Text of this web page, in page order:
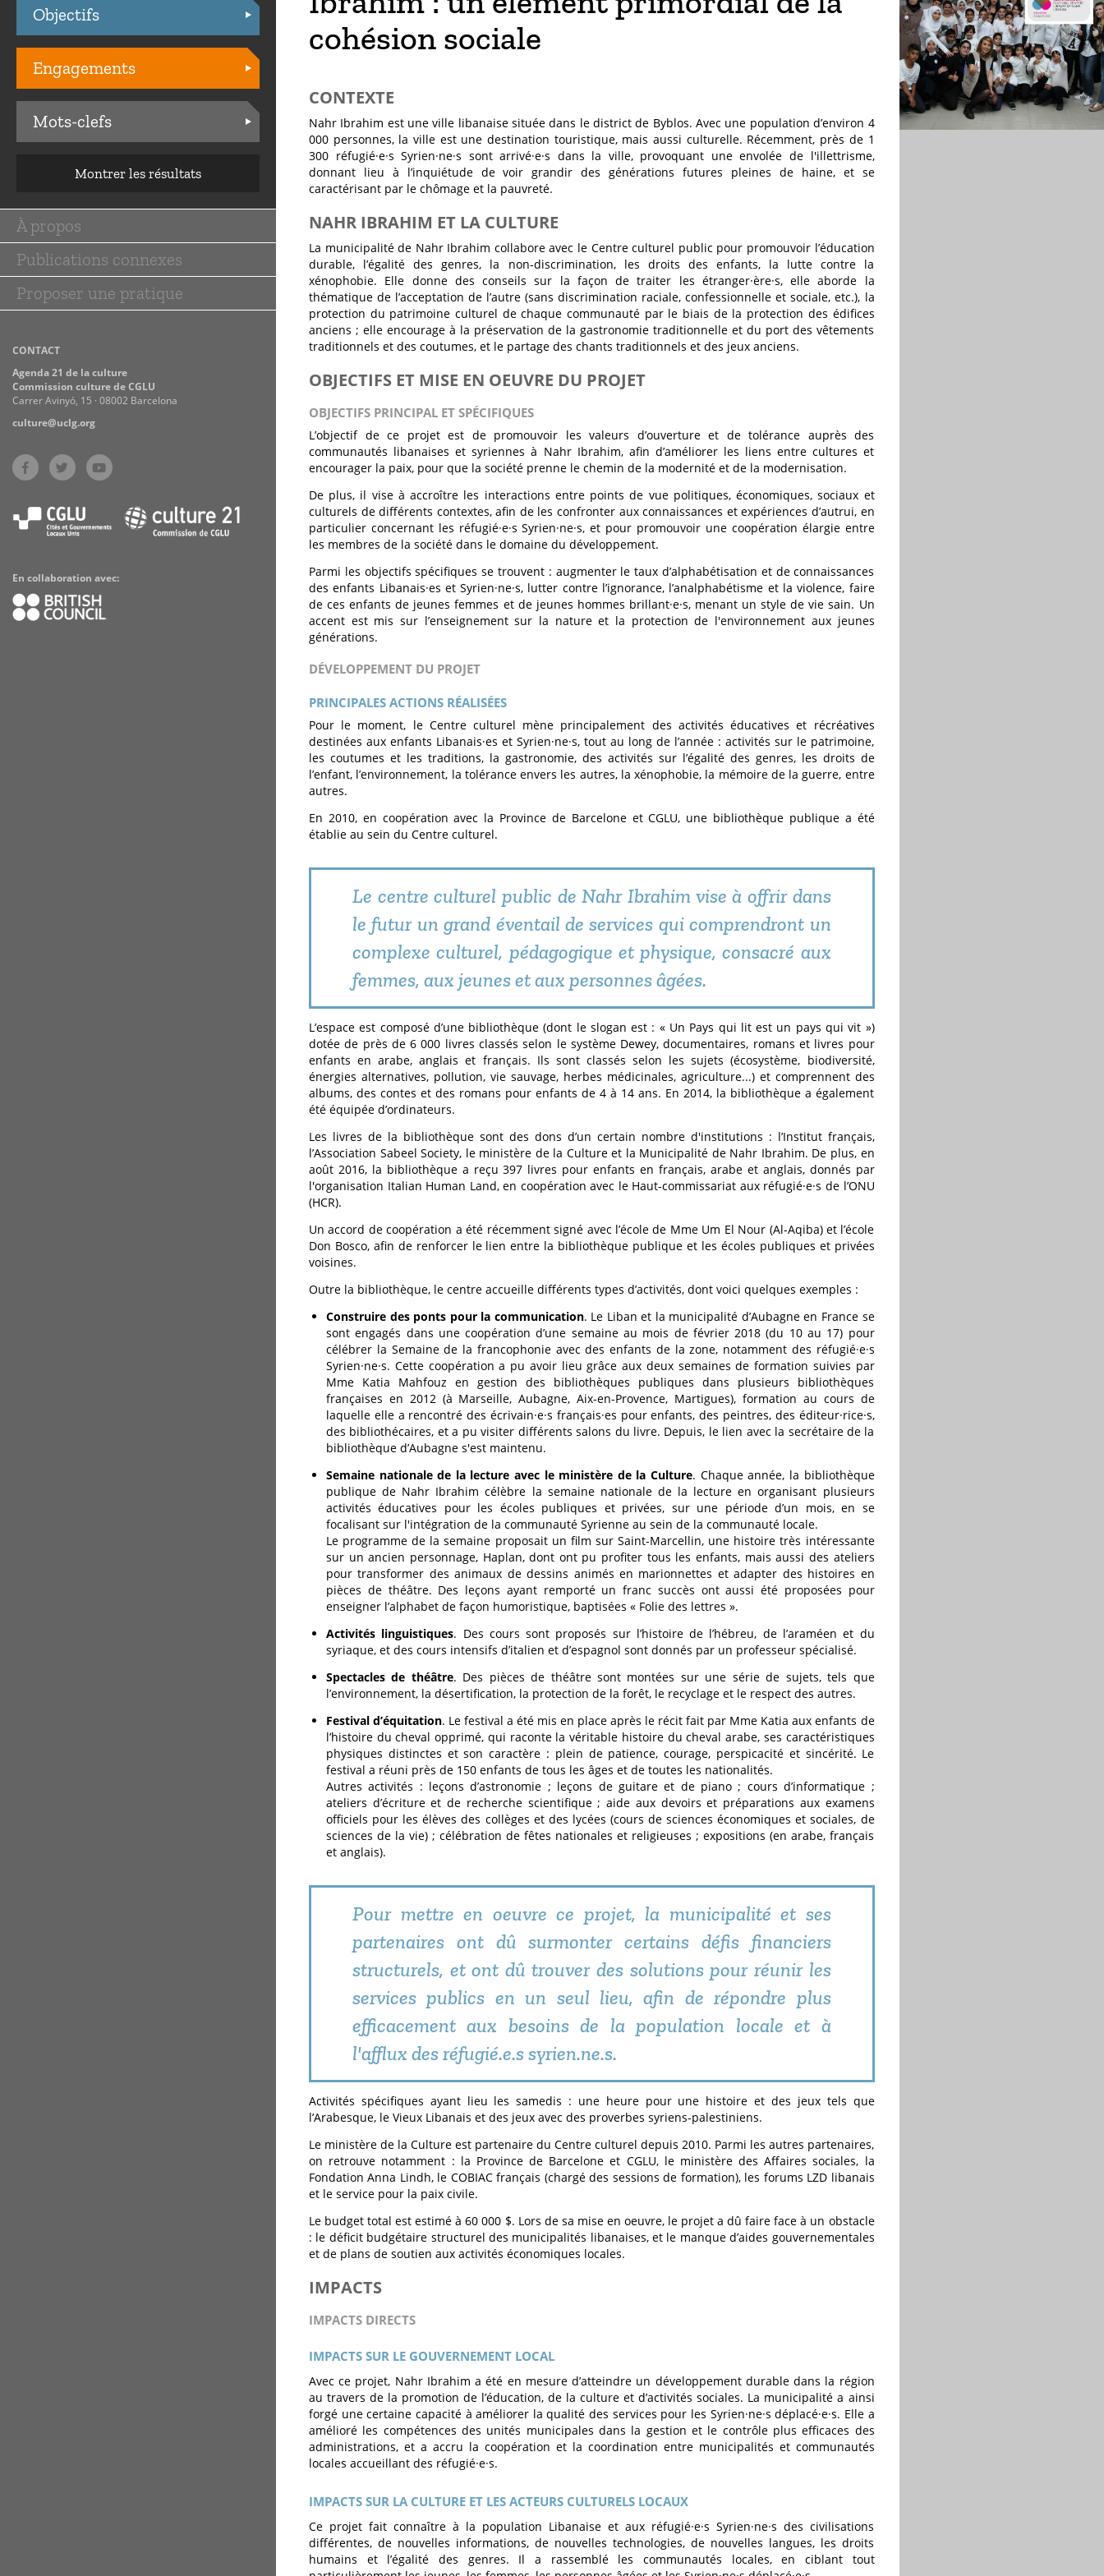
Practices
Objectifs
Engagements
Mots-clefs
Montrer les résultats
Main
navigation
À propos
Publications connexes
Proposer une pratique
CONTACT
Agenda 21 de la culture
Commission culture de CGLU
Carrer Avinyó, 15 · 08002 Barcelona
culture@uclg.org
En collaboration avec:
cohésion sociale
CONTEXTE
Nahr Ibrahim est une ville libanaise située dans le district de Byblos. Avec une population d’environ 4
000 personnes, la ville est une destination touristique, mais aussi culturelle. Récemment, près de 1
300 réfugié·e·s Syrien·ne·s sont arrivé·e·s dans la ville, provoquant une envolée de l'illettrisme,
donnant lieu à l’inquiétude de voir grandir des générations futures pleines de haine, et se
caractérisant par le chômage et la pauvreté.
NAHR IBRAHIM ET LA CULTURE
La municipalité de Nahr Ibrahim collabore avec le Centre culturel public pour promouvoir l’éducation
durable, l’égalité des genres, la non-discrimination, les droits des enfants, la lutte contre la
xénophobie. Elle donne des conseils sur la façon de traiter les étranger·ère·s, elle aborde la
thématique de l’acceptation de l’autre (sans discrimination raciale, confessionnelle et sociale, etc.), la
protection du patrimoine culturel de chaque communauté par le biais de la protection des édifices
anciens ; elle encourage à la préservation de la gastronomie traditionnelle et du port des vêtements
traditionnels et des coutumes, et le partage des chants traditionnels et des jeux anciens.
OBJECTIFS ET MISE EN OEUVRE DU PROJET
OBJECTIFS PRINCIPAL ET SPÉCIFIQUES
L’objectif de ce projet est de promouvoir les valeurs d’ouverture et de tolérance auprès des
communautés libanaises et syriennes à Nahr Ibrahim, afin d’améliorer les liens entre cultures et
encourager la paix, pour que la société prenne le chemin de la modernité et de la modernisation.
De plus, il vise à accroître les interactions entre points de vue politiques, économiques, sociaux et
culturels de différents contextes, afin de les confronter aux connaissances et expériences d’autrui, en
particulier concernant les réfugié·e·s Syrien·ne·s, et pour promouvoir une coopération élargie entre
les membres de la société dans le domaine du développement.
Parmi les objectifs spécifiques se trouvent : augmenter le taux d’alphabétisation et de connaissances
des enfants Libanais·es et Syrien·ne·s, lutter contre l’ignorance, l’analphabétisme et la violence, faire
de ces enfants de jeunes femmes et de jeunes hommes brillant·e·s, menant un style de vie sain. Un
accent est mis sur l’enseignement sur la nature et la protection de l'environnement aux jeunes
générations.
DÉVELOPPEMENT DU PROJET
PRINCIPALES ACTIONS RÉALISÉES
Pour le moment, le Centre culturel mène principalement des activités éducatives et récréatives
destinées aux enfants Libanais·es et Syrien·ne·s, tout au long de l’année : activités sur le patrimoine,
les coutumes et les traditions, la gastronomie, des activités sur l’égalité des genres, les droits de
l’enfant, l’environnement, la tolérance envers les autres, la xénophobie, la mémoire de la guerre, entre
autres.
En 2010, en coopération avec la Province de Barcelone et CGLU, une bibliothèque publique a été
établie au sein du Centre culturel.
Le centre culturel public de Nahr Ibrahim vise à offrir dans
le futur un grand éventail de services qui comprendront un
complexe culturel, pédagogique et physique, consacré aux
femmes, aux jeunes et aux personnes âgées.
L’espace est composé d’une bibliothèque (dont le slogan est : « Un Pays qui lit est un pays qui vit »)
dotée de près de 6 000 livres classés selon le système Dewey, documentaires, romans et livres pour
enfants en arabe, anglais et français. Ils sont classés selon les sujets (écosystème, biodiversité,
énergies alternatives, pollution, vie sauvage, herbes médicinales, agriculture...) et comprennent des
albums, des contes et des romans pour enfants de 4 à 14 ans. En 2014, la bibliothèque a également
été équipée d’ordinateurs.
Les livres de la bibliothèque sont des dons d’un certain nombre d'institutions : l’Institut français,
l’Association Sabeel Society, le ministère de la Culture et la Municipalité de Nahr Ibrahim. De plus, en
août 2016, la bibliothèque a reçu 397 livres pour enfants en français, arabe et anglais, donnés par
l'organisation Italian Human Land, en coopération avec le Haut-commissariat aux réfugié·e·s de l’ONU
(HCR).
Un accord de coopération a été récemment signé avec l’école de Mme Um El Nour (Al-Aqiba) et l’école
Don Bosco, afin de renforcer le lien entre la bibliothèque publique et les écoles publiques et privées
voisines.
Outre la bibliothèque, le centre accueille différents types d’activités, dont voici quelques exemples :
Construire des ponts pour la communication. Le Liban et la municipalité d’Aubagne en France se
sont engagés dans une coopération d’une semaine au mois de février 2018 (du 10 au 17) pour
célébrer la Semaine de la francophonie avec des enfants de la zone, notamment des réfugié·e·s
Syrien·ne·s. Cette coopération a pu avoir lieu grâce aux deux semaines de formation suivies par
Mme Katia Mahfouz en gestion des bibliothèques publiques dans plusieurs bibliothèques
françaises en 2012 (à Marseille, Aubagne, Aix-en-Provence, Martigues), formation au cours de
laquelle elle a rencontré des écrivain·e·s français·es pour enfants, des peintres, des éditeur·rice·s,
des bibliothécaires, et a pu visiter différents salons du livre. Depuis, le lien avec la secrétaire de la
bibliothèque d’Aubagne s'est maintenu.
Semaine nationale de la lecture avec le ministère de la Culture. Chaque année, la bibliothèque
publique de Nahr Ibrahim célèbre la semaine nationale de la lecture en organisant plusieurs
activités éducatives pour les écoles publiques et privées, sur une période d’un mois, en se
focalisant sur l'intégration de la communauté Syrienne au sein de la communauté locale.
Le programme de la semaine proposait un film sur Saint-Marcellin, une histoire très intéressante
sur un ancien personnage, Haplan, dont ont pu profiter tous les enfants, mais aussi des ateliers
pour transformer des animaux de dessins animés en marionnettes et adapter des histoires en
pièces de théâtre. Des leçons ayant remporté un franc succès ont aussi été proposées pour
enseigner l’alphabet de façon humoristique, baptisées « Folie des lettres ».
Activités linguistiques. Des cours sont proposés sur l’histoire de l’hébreu, de l’araméen et du
syriaque, et des cours intensifs d’italien et d’espagnol sont donnés par un professeur spécialisé.
Spectacles de théâtre. Des pièces de théâtre sont montées sur une série de sujets, tels que
l’environnement, la désertification, la protection de la forêt, le recyclage et le respect des autres.
Festival d’équitation. Le festival a été mis en place après le récit fait par Mme Katia aux enfants de
l’histoire du cheval opprimé, qui raconte la véritable histoire du cheval arabe, ses caractéristiques
physiques distinctes et son caractère : plein de patience, courage, perspicacité et sincérité. Le
festival a réuni près de 150 enfants de tous les âges et de toutes les nationalités.
Autres activités : leçons d’astronomie ; leçons de guitare et de piano ; cours d’informatique ;
ateliers d’écriture et de recherche scientifique ; aide aux devoirs et préparations aux examens
officiels pour les élèves des collèges et des lycées (cours de sciences économiques et sociales, de
sciences de la vie) ; célébration de fêtes nationales et religieuses ; expositions (en arabe, français
et anglais).
Pour mettre en oeuvre ce projet, la municipalité et ses
partenaires ont dû surmonter certains défis financiers
structurels, et ont dû trouver des solutions pour réunir les
services publics en un seul lieu, afin de répondre plus
efficacement aux besoins de la population locale et à
l'afflux des réfugié.e.s syrien.ne.s.
Activités spécifiques ayant lieu les samedis : une heure pour une histoire et des jeux tels que
l’Arabesque, le Vieux Libanais et des jeux avec des proverbes syriens-palestiniens.
Le ministère de la Culture est partenaire du Centre culturel depuis 2010. Parmi les autres partenaires,
on retrouve notamment : la Province de Barcelone et CGLU, le ministère des Affaires sociales, la
Fondation Anna Lindh, le COBIAC français (chargé des sessions de formation), les forums LZD libanais
et le service pour la paix civile.
Le budget total est estimé à 60 000 $. Lors de sa mise en oeuvre, le projet a dû faire face à un obstacle
: le déficit budgétaire structurel des municipalités libanaises, et le manque d’aides gouvernementales
et de plans de soutien aux activités économiques locales.
IMPACTS
IMPACTS DIRECTS
IMPACTS SUR LE GOUVERNEMENT LOCAL
Avec ce projet, Nahr Ibrahim a été en mesure d’atteindre un développement durable dans la région
au travers de la promotion de l’éducation, de la culture et d’activités sociales. La municipalité a ainsi
forgé une certaine capacité à améliorer la qualité des services pour les Syrien·ne·s déplacé·e·s. Elle a
amélioré les compétences des unités municipales dans la gestion et le contrôle plus efficaces des
administrations, et a accru la coopération et la coordination entre municipalités et communautés
locales accueillant des réfugié·e·s.
IMPACTS SUR LA CULTURE ET LES ACTEURS CULTURELS LOCAUX
Ce projet fait connaître à la population Libanaise et aux réfugié·e·s Syrien·ne·s des civilisations
différentes, de nouvelles informations, de nouvelles technologies, de nouvelles langues, les droits
humains et l’égalité des genres. Il a rassemblé les communautés locales, en ciblant tout